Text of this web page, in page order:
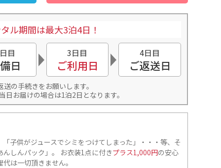
ル期間は最大3泊4日！
目
日
3日目
ご利用日
4日目
ご返送日
送の手続きをお願いします。
日お届けの場合は1泊2日となります。
「子供がジュースでシミをつけてしまった」・・・等、そ
しんパック」。 お衣装1点に付きプラス1,000円の安心
は一切頂きません。